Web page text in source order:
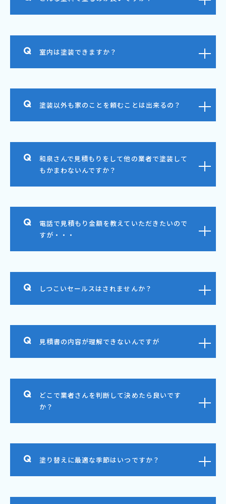
室内は塗装できますか？
塗装以外も家のことを頼むことは出来るの？
和泉さんで見積もりをして他の業者で塗装して
もかまわないんですか？
電話で見積もり金額を教えていただきたいので
すが・・・
しつこいセールスはされませんか？
見積書の内容が理解できないんですが
どこで業者さんを判断して決めたら良いです
か？
塗り替えに最適な季節はいつですか？